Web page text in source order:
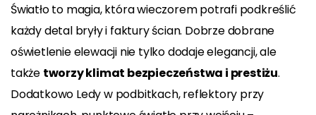
Światło to magia, która wieczorem potrafi podkreślić
każdy detal bryły i faktury ścian. Dobrze dobrane
oświetlenie elewacji nie tylko dodaje elegancji, ale
także tworzy klimat bezpieczeństwa i prestiżu.
Dodatkowo Ledy w podbitkach, reflektory przy